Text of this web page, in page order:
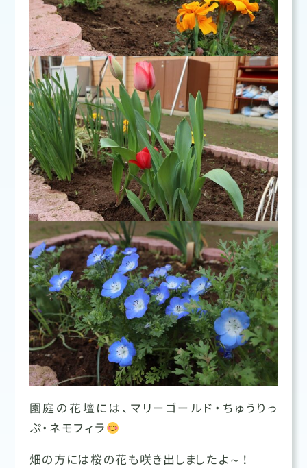
園庭の花壇には、マリーゴールド・ちゅうりっ
ぷ・ネモフィラ
畑の方には桜の花も咲き出しましたよ～！